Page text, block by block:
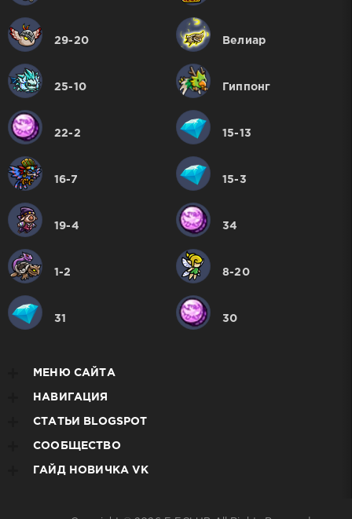
29-20 Велиар
25-10 Гиппонг
22-2 15-13
16-7 15-3
19-4 34
1-2 8-20
31 30
МЕНЮ САЙТА
НАВИГАЦИЯ
СТАТЬИ BLOGSPOT
СООБЩЕСТВО
ГАЙД НОВИЧКА VK